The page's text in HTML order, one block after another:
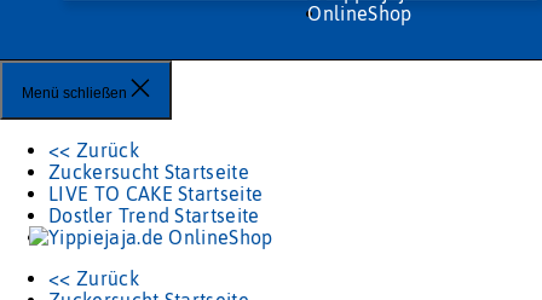
Menü schließen
<< Zurück
Zuckersucht Startseite
LIVE TO CAKE Startseite
Dostler Trend Startseite
<< Zurück